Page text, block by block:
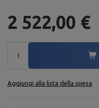
2 522,00 €
Aggiungi alla lista della spesa